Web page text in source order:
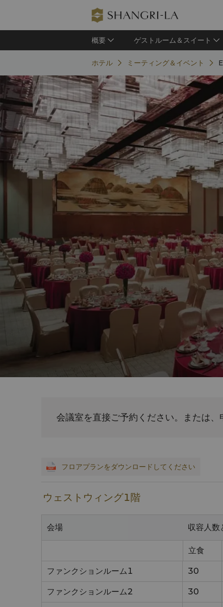
概要 ゲストルーム＆スイート
ホテル ミーティング＆イベント
会議室を直接ご予約ください。または、
フロアプランをダウンロードしてください
ウェストウィング1階
会場 収容人数
立食
ファンクションルーム1 30
ファンクションルーム2 30